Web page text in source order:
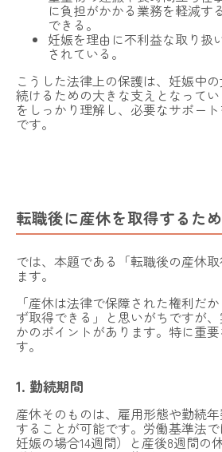
今すぐLINEで予約する
に負担がかかる業務を軽減す
できる。
妊娠を理由に不利益な取り扱
されている。
こうした法律上の保護は、妊娠中
続けるための大きな支えとなって
をしっかり理解し、必要なサポー
です。
転職後に産休を取得するた
では、本題である「転職後の産休
ます。
「産休は法律で保障された権利だ
ず取得できる」と思いがちですが
かのポイントがあります。特に重
す。
1. 勤続期間
産休そのものは、雇用形態や勤続
することが可能です。労働基準法
妊娠の場合14週間）と産後8週間の